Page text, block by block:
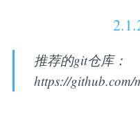
推荐的git仓库：
https://github.com/